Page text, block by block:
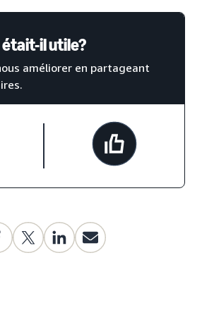
était-il utile?
améliorer en partageant